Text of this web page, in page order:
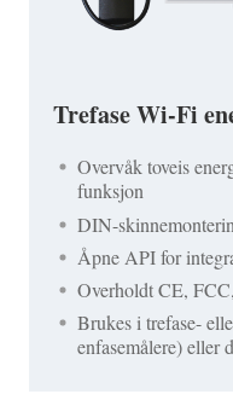
Trefase Wi-Fi
Overvåk toveis
funksjon
DIN-
Åpne API for
Overholdt CE,
Brukes i trefase-
enfasemålere) eller